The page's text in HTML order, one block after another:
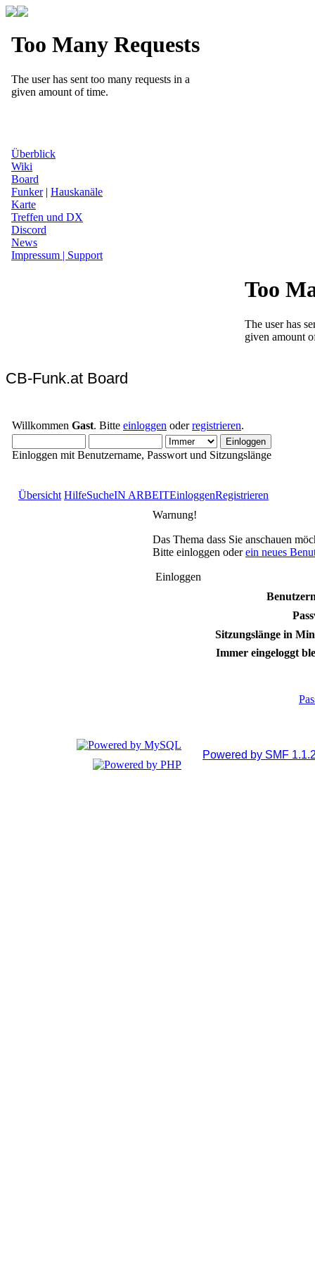
Überblick
Wiki
Board
Funker| Hauskanäle
Karte
Treffen und DX
Discord
News
Impressum | Support
CB-Funk.at Board
Willkommen Gast. Bitte einloggen oderregistrieren.
Einloggen mit Benutzername, Passwort und Sitzungslänge
Übersicht HilfeSucheIN ARBEITEinloggenRegistrieren
Warnung!
Das Thema dass Sie anschauen
Bitte einloggen oderein neues
Einloggen
Sitzungslänge in
Immer eingeloggt
Powered by SMF